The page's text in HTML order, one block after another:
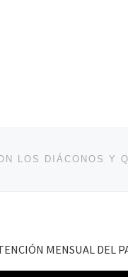
de
MENSUAL DEL